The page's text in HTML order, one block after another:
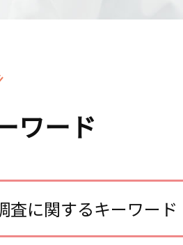
ワード
査に関するキーワード